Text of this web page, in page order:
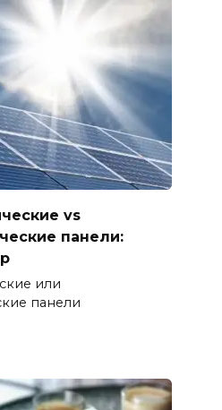
vs
панели:
или
панели